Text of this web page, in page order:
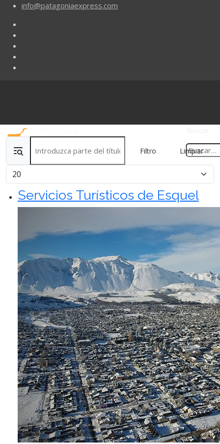
info@patagoniaexpress.com
Filtro Limpiar
Cantidad
Servicios Turísticos de Esquel